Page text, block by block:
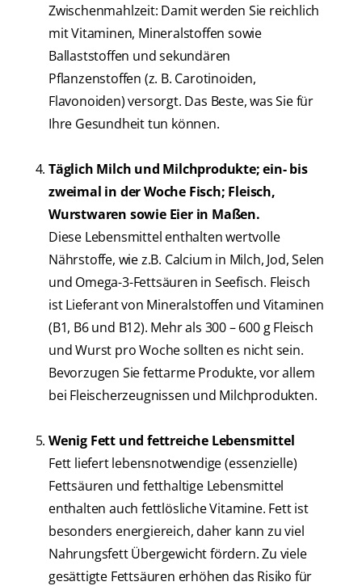
Zwischenmahlzeit: Damit werden Sie reichlich
mit Vitaminen, Mineralstoffen sowie
Ballaststoffen und sekundären
Pflanzenstoffen (z. B. Carotinoiden,
Flavonoiden) versorgt. Das Beste, was Sie für
Ihre Gesundheit tun können.
Täglich Milch und Milchprodukte; ein- bis
zweimal in der Woche Fisch; Fleisch,
Wurstwaren sowie Eier in Maßen.
Diese Lebensmittel enthalten wertvolle
Nährstoffe, wie z.B. Calcium in Milch, Jod, Selen
und Omega-3-Fettsäuren in Seefisch. Fleisch
ist Lieferant von Mineralstoffen und Vitaminen
(B1, B6 und B12). Mehr als 300 – 600 g Fleisch
und Wurst pro Woche sollten es nicht sein.
Bevorzugen Sie fettarme Produkte, vor allem
bei Fleischerzeugnissen und Milchprodukten.
Wenig Fett und fettreiche Lebensmittel
Fett liefert lebensnotwendige (essenzielle)
Fettsäuren und fetthaltige Lebensmittel
enthalten auch fettlösliche Vitamine. Fett ist
besonders energiereich, daher kann zu viel
Nahrungsfett Übergewicht fördern. Zu viele
gesättigte Fettsäuren erhöhen das Risiko für